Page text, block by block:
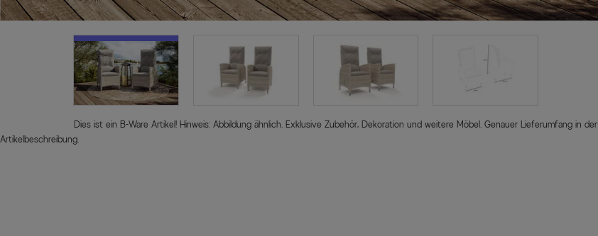
Dies ist ein B-Ware Artikel! Hinweis: Abbildung ähnlich. Exklusive Zubehör, Dekoration und weitere Möbel. Genauer Lieferumfang in der
Artikelbeschreibung.